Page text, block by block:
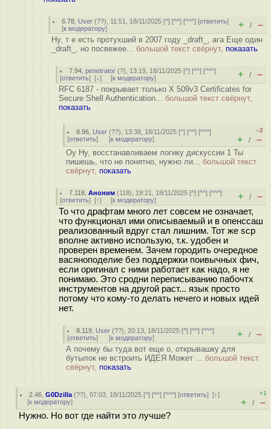
6.78 User (??), 11:51, 18/11/2025 [^] [^^] [^^^] [ответить]
[к модератору] + / –
Ну, т е есть протухший в 2007 году _draft_, ага Еще один
_draft_, но посвежее... большой текст свёрнут, показать
7.94 ,penetrator (?), 13:19, 18/11/2025 [^] [^^] [^^^]
[ответить] [↓] [к модератору] + / –
RFC 6187 - покрывает только X 509v3 Certificates for
Secure Shell Authentication... большой текст свёрнут,
показать
8.96 User (??), 13:38, 18/11/2025 [^] [^^] [^^^]
[ответить] [к модератору]
–2
+ / –
Оу Ну, восстанавливаем логику дискуссии 1 Ты
пишешь, что не понятно, нужно ли... большой текст
свёрнут, показать
7.118 ,Аноним (118), 19:21, 18/11/2025 [^] [^^] [^^^]
[ответить] [↑] [к модератору] + / –
То что драфтам много лет совсем не означает,
что функционал ими описываемый и в опенссаш
реализованный вдруг стал лишним. Тот же scp
вполне активно использую, т.к. удобен и
проверен временем. Зачем городить очередное
васяноподелие без поддержки поивычных фич,
если оригинал с ними работает как надо, я не
понимаю. Это сродни переписыванию пабочтх
инструментов на другой раст... язык просто
потому что кому-то делать нечего и новых идей
нет.
8.119 User (??), 20:13, 18/11/2025 [^] [^^] [^^^]
[ответить] [к модератору] + / –
А почему бы туда вот еще о, открывашку для
бутылок не встроить ИДЕЯ Может ... большой текст
свёрнут, показать
2.46 ,G0Dzilla (??), 07:03, 18/11/2025 [^] [^^] [^^^] [ответить][↑]
[к модератору]
+1
+ / –
Нужно. Но вот где найти это лучше?